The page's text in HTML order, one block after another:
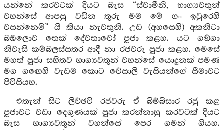
යන්නේ කරවටක් දියට බැස “ස්වාමීනි, භාග්‍යවතුන්
වහන්සේ ආපසු වඩින තුරු මම මේ ගං ඉවුරෙහි
වසන්නෙමි” යි කියා නැවතුනි. උඩ (අහසෙහි) අකනිටා
බඹලොව තෙක් දේවතාවෝ පූජා කළහ. යට ගඞ්ගා
නිවැසි කම්බලස්සතර ආදී නා රජවරු පූජා කළහ. මෙසේ
මහත් පූජා සහිතව භාග්‍යවතුන් වහන්සේ යොදුනක් පමණ
මග ගඟෙහි වැඩම කොට වේසාලි වැසියන්ගේ සීමාවට
පිවිසියහ.
එතැන් සිට ලිච්ඡවි රජවරු ඒ බිම්බිසාර රජු කළ
පූජාවට වඩා දෙගුණයක් පූජා කරන්නාහු කරවටක් දියට
බැස භාග්‍යවතුන් වහන්සේ පෙර ගමන් ගියහ.